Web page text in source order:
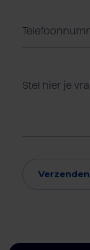
Verzenden